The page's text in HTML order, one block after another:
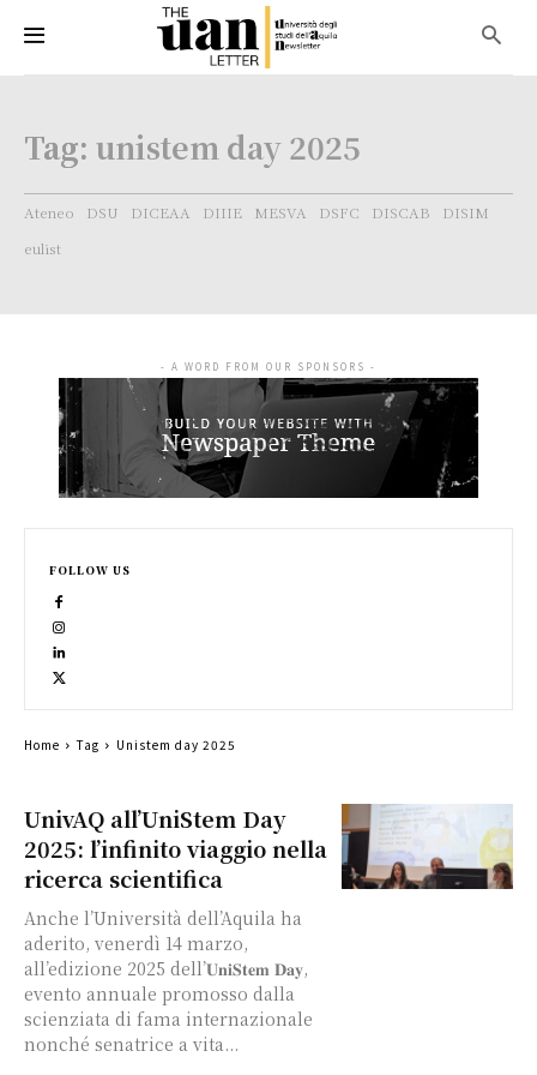
Tag: unistem day 2025
Ateneo DSU DICEAA DIIIE MESVA DSFC DISCAB
DISIM
eulist
UnivAQ all’UniStem Day
2025: l’infinito viaggio nella
ricerca scientifica
Anche l’Università dell’Aquila ha
aderito, venerdì 14 marzo,
all’edizione 2025 dell’𝐔𝐧𝐢𝐒𝐭𝐞𝐦 𝐃𝐚𝐲,
evento annuale promosso dalla
scienziata di fama internazionale
nonché senatrice a vita...
- A WORD FROM OUR SPONSORS -
FOLLOW US
Home Tag Unistem day 2025